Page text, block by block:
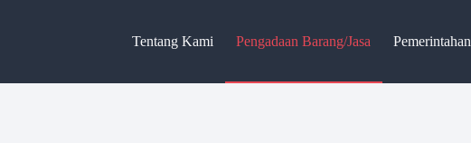
Tentang Kami Pengadaan Barang/Jasa Pemerintahan